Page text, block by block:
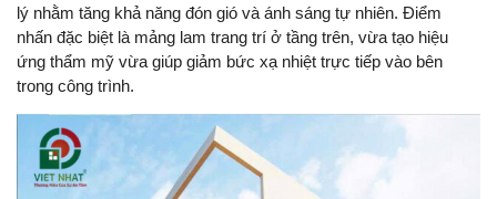
lý nhằm tăng khả năng đón gió và ánh sáng tự nhiên. Điểm
nhấn đặc biệt là mảng lam trang trí ở tầng trên, vừa tạo hiệu
ứng thẩm mỹ vừa giúp giảm bức xạ nhiệt trực tiếp vào bên
trong công trình.